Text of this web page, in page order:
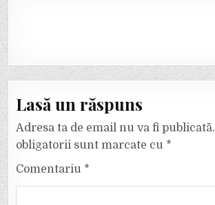
Lasă un răspuns
Adresa ta de email nu va fi publicată.
obligatorii sunt marcate cu *
Comentariu *